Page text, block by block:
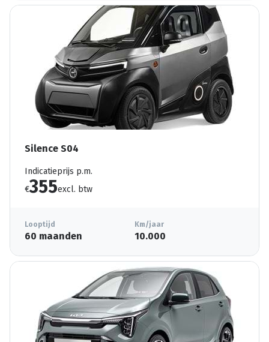
Silence S04
Indicatieprijs p.m.
€355excl. btw
Looptijd
60 maanden
Km/jaar
10.000